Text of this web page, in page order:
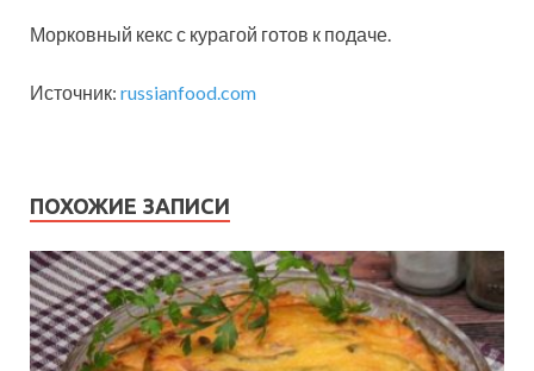
Морковный кекс с курагой готов к подаче.
Источник: russianfood.com
ПОХОЖИЕ ЗАПИСИ